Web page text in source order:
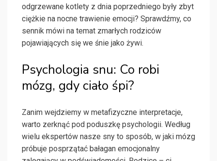
odgrzewane kotlety z dnia poprzedniego były zbyt
ciężkie na nocne trawienie emocji? Sprawdźmy, co
sennik mówi na temat zmarłych rodziców
pojawiających się we śnie jako żywi.
Psychologia snu: Co robi
mózg, gdy ciało śpi?
Zanim wejdziemy w metafizyczne interpretacje,
warto zerknąć pod poduszkę psychologii. Według
wielu ekspertów nasze sny to sposób, w jaki mózg
próbuje posprzątać bałagan emocjonalny